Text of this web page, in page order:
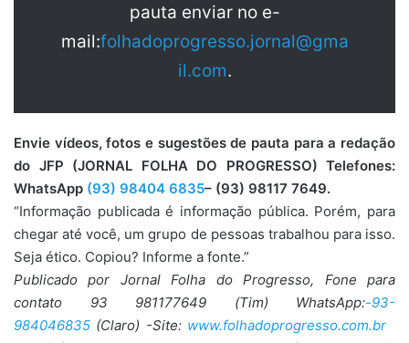
pauta enviar no e-
mail:folhadoprogresso.jornal@gma
il.com.
Envie vídeos, fotos e sugestões de pauta para a redação
do JFP (JORNAL FOLHA DO PROGRESSO) Telefones:
WhatsApp (93) 98404 6835– (93) 98117 7649.
“Informação publicada é informação pública. Porém, para
chegar até você, um grupo de pessoas trabalhou para isso.
Seja ético. Copiou? Informe a fonte.”
Publicado por Jornal Folha do Progresso, Fone para
contato 93 981177649 (Tim) WhatsApp:-93-
984046835 (Claro) -Site: www.folhadoprogresso.com.br